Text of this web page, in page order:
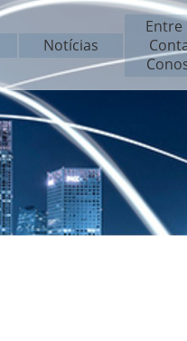
Notícias
Entre